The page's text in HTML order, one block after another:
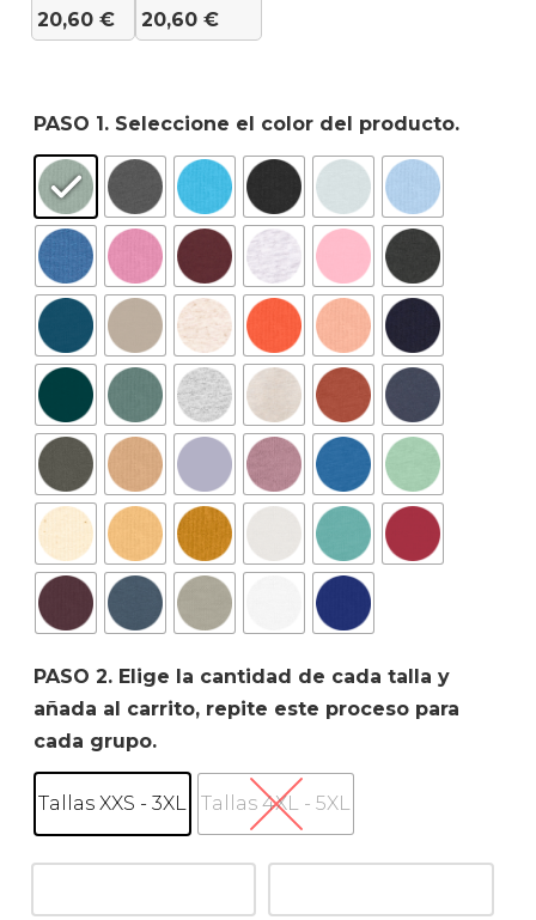
20,60 € 20,60 €
PASO 1. Seleccione el color del producto.
PASO 2. Elige la cantidad de cada talla y
añada al carrito, repite este proceso para
cada grupo.
Tallas XXS - 3XL Tallas 4XL - 5XL